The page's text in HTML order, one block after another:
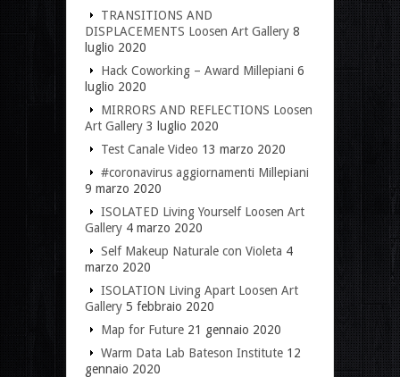
TRANSITIONS AND
DISPLACEMENTS Loosen Art Gallery 8
luglio 2020
Hack Coworking – Award Millepiani 6
luglio 2020
MIRRORS AND REFLECTIONS Loosen
Art Gallery 3 luglio 2020
Test Canale Video 13 marzo 2020
#coronavirus aggiornamenti Millepiani
9 marzo 2020
ISOLATED Living Yourself Loosen Art
Gallery 4 marzo 2020
Self Makeup Naturale con Violeta 4
marzo 2020
ISOLATION Living Apart Loosen Art
Gallery 5 febbraio 2020
Map for Future 21 gennaio 2020
Warm Data Lab Bateson Institute 12
gennaio 2020